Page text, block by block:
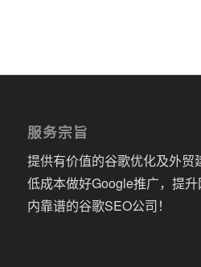
服务宗旨
提供有价值的谷歌优化及外贸
低成本做好Google推广，提
内靠谱的谷歌SEO公司！